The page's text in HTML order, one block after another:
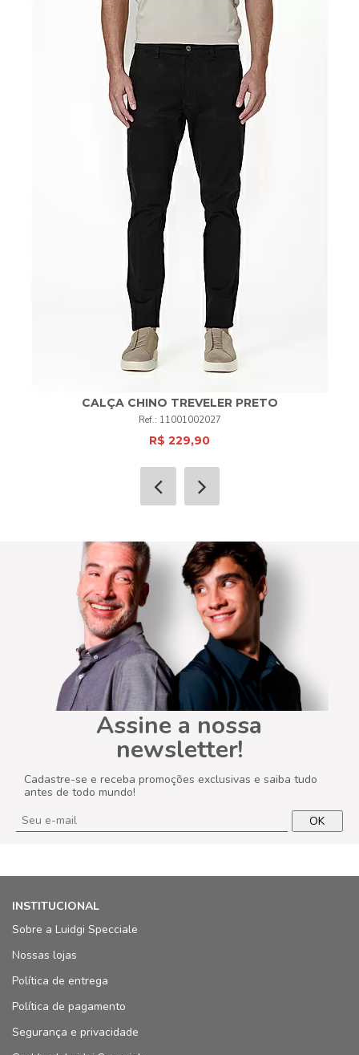
CALÇA CHINO TREVELER PRETO
11001002027
R$ 229,90
Assine a nossa
newsletter!
Cadastre-se e receba promoções exclusivas e saiba tudo
antes de todo mundo!
OK
INSTITUCIONAL
Sobre a Luidgi Specciale
Nossas lojas
Política de entrega
Política de pagamento
Segurança e privacidade